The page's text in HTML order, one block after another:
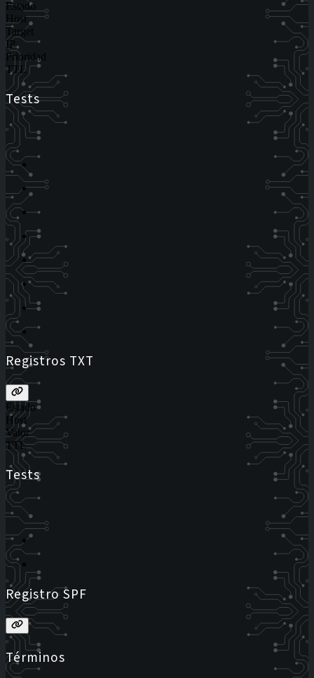
Estado
Host
Target
IP
Prioridad
TTL
Tests
Registros TXT
Estado
Host
Valor
TTL
Tests
Registro SPF
Términos